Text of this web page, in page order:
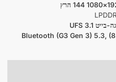
(G3 Gen 3) 5.3, (8